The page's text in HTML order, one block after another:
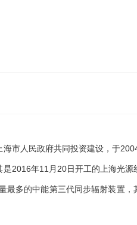
市人民政府共同投资建设，于
2016年11月20日开工的上海光源
最多的中能第三代同步辐射装置，